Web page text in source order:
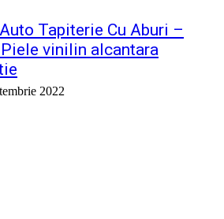
Tapiterie Cu Aburi –
vinilin alcantara
2022